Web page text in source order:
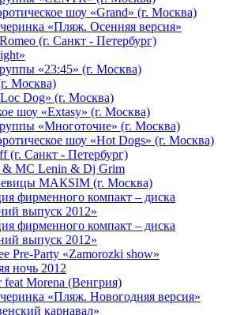
шоу «Grand» (г. Москва)
«Пляж. Осенняя версия»
(г. Санкт - Петербург)
«23:45» (г. Москва)
Москва)
Dog» (г. Москва)
шоу «Extasy» (г. Москва)
«Многоточие» (г. Москва)
шоу «Hot Dogs» (г. Москва)
(г. Санкт - Петербург)
& МС Lenin & Dj Grim
МАКSIМ (г. Москва)
фирменного компакт – диска
выпуск 2012»
фирменного компакт – диска
выпуск 2012»
Pre-Party «Zamorozki show»
ночь 2012
feat Morena (Венгрия)
«Пляж. Новогодняя версия»
карнавал»